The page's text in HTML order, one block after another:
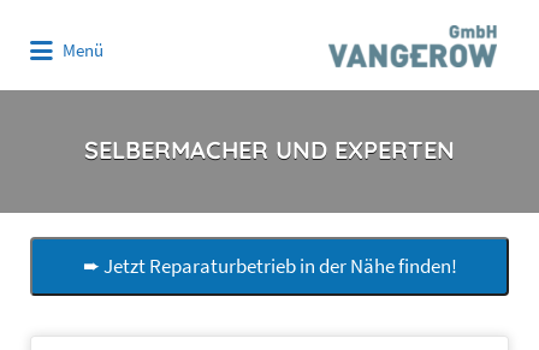
Menü
SELBERMACHER UND EXPERTEN
➨ Jetzt Reparaturbetrieb in der Nähe finden!